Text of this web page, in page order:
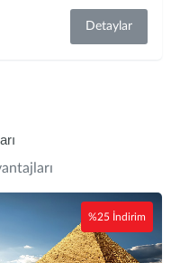
Detaylar
%25 İndirim